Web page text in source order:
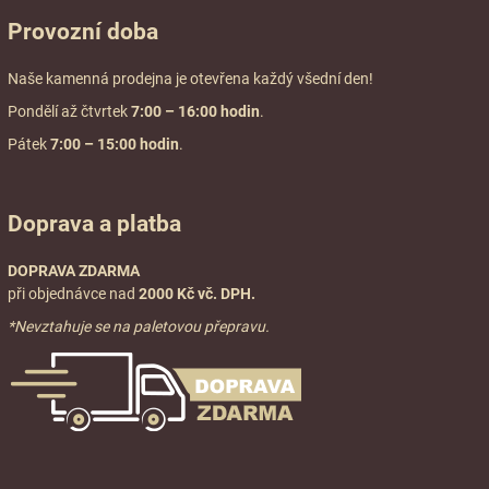
Provozní doba
Naše kamenná prodejna je otevřena každý všední den!
Pondělí až čtvrtek7:00 – 16:00 hodin.
Pátek7:00 – 15:00 hodin.
Doprava a platba
DOPRAVA ZDARMA
při objednávce nad 2000 Kč vč. DPH.
*Nevztahuje se na paletovou přepravu.